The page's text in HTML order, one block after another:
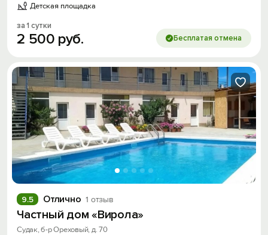
Детская площадка
за 1 сутки
2 500 руб. Бесплатая отмена
Отлично 1 отзыв
9.5
Частный дом «Вирола»
Судак, б-р Ореховый, д. 70